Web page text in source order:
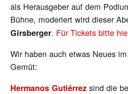
als Herausgeber auf dem
Bühne, moderiert wird dieser
Girsberger. Für Tickets bitte
Wir haben auch etwas Neues
Gemüt:
Hermanos Gutiérrez sind die